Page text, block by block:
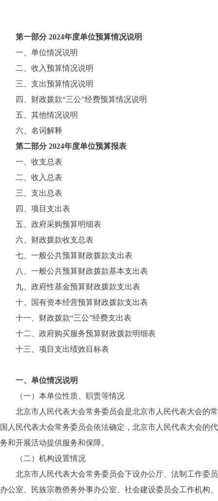
第一部分 2024年度单位预算情况说明
一、单位情况说明
二、收入预算情况说明
三、支出预算情况说明
四、财政拨款“三公”经费预算情况说明
五、其他情况说明
六、名词解释
第二部分 2024年度单位预算报表
一、收支总表
二、收入总表
三、支出总表
四、项目支出表
五、政府采购预算明细表
六、财政拨款收支总表
七、一般公共预算财政拨款支出表
八、一般公共预算财政拨款基本支出表
九、政府性基金预算财政拨款支出表
十、国有资本经营预算财政拨款支出表
十一、财政拨款“三公”经费支出表
十二、政府购买服务预算财政拨款明细表
十三、项目支出绩效目标表
一、单位情况说明
（一）本单位性质、职责等情况
北京市人民代表大会常务委员会是北京市人民代表大会的常
国人民代表大会常务委员会依法确定，北京市人民代表大会的
务和开展活动提供服务和保障。
（二）机构设置情况
北京市人民代表大会常务委员会下设办公厅、法制工作委员
办公室、民族宗教侨务外事办公室、社会建设委员会工作机构